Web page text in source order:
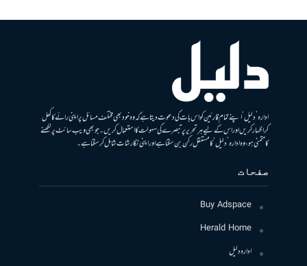
ادارہ ’دلیل‘ اپنے تمام قارئین کو اس بات کی دعوت دیتا ہے کہ وہ خود بھی مختلف مسائل پر اپنی رائے کا کھل
کر اظہار کریں اور اس کے لیے ہر تحریر پر تبصرے کی سہولت کا استعمال کریں۔ جو بھی ویب سائٹ پر لکھنے
کا متمنی ہو، وہ ادارہ ’دلیل‘ کا مستقل رکن بن سکتا ہے اور اپنی نگارشات شامل کرسکتا ہے۔
صفحات
Buy Adspace
Herald Home
ادارہ دلیل